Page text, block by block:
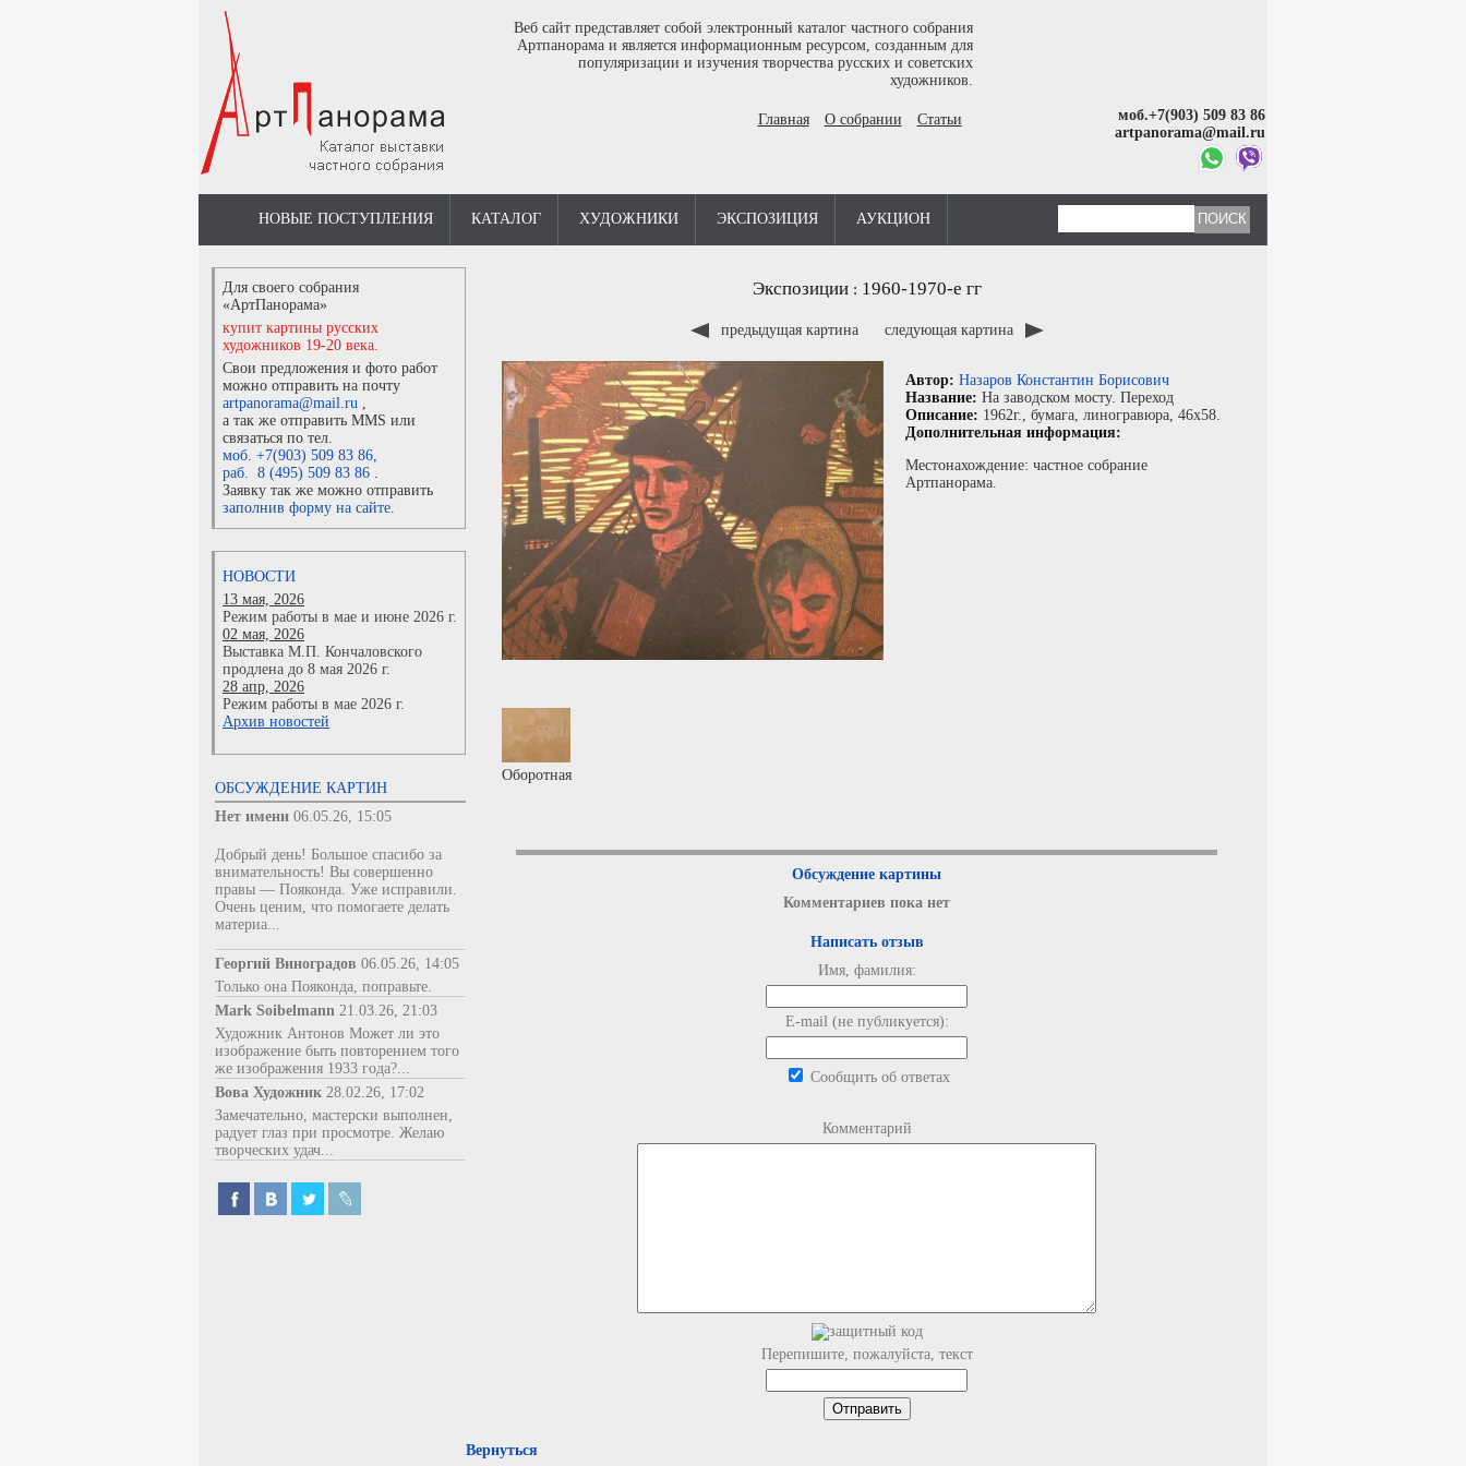
Веб сайт представляет собой электронный каталог частного собрания
Артпанорама и является информационным ресурсом, созданным для
популяризации и изучения творчества русских и советских
художников.
Главная О собрании Статьи
моб.+7(903) 509 83 86
artpanorama@mail.ru
НОВЫЕ ПОСТУПЛЕНИЯ КАТАЛОГ ХУДОЖНИКИ ЭКСПОЗИЦИЯ АУКЦИОН
Для своего собрания
«АртПанорама»
купит картины русских
художников 19-20 века.
Свои предложения и фото работ
можно отправить на почту
artpanorama@mail.ru ,
а так же отправить MMS или
связаться по тел.
моб. +7(903) 509 83 86,
раб. 8 (495) 509 83 86 .
Заявку так же можно отправить
заполнив форму на сайте.
НОВОСТИ
13 мая, 2026
Режим работы в мае и июне 2026 г.
02 мая, 2026
Выставка М.П. Кончаловского
продлена до 8 мая 2026 г.
28 апр, 2026
Режим работы в мае 2026 г.
Архив новостей
ОБСУЖДЕНИЕ КАРТИН
Нет имени 06.05.26, 15:05
Добрый день! Большое спасибо за
внимательность! Вы совершенно
правы — Пояконда. Уже исправили.
Очень ценим, что помогаете делать
материа...
Георгий Виноградов 06.05.26, 14:05
Только она Пояконда, поправьте.
Mark Soibelmann 21.03.26, 21:03
Художник Антонов Может ли это
изображение быть повторением того
же изображения 1933 года?...
Вова Художник 28.02.26, 17:02
Замечательно, мастерски выполнен,
радует глаз при просмотре. Желаю
творческих удач...
Экспозиции: 1960-1970-е гг
предыдущая картина следующая картина
Автор: Назаров Константин Борисович
Название: На заводском мосту. Переход
Описание: 1962г., бумага, линогравюра, 46x58.
Дополнительная информация:
Местонахождение: частное собрание
Артпанорама.
Оборотная
Обсуждение картины
Комментариев пока нет
Написать отзыв
Имя, фамилия:
E-mail (не публикуется):
Сообщить об ответах
Комментарий
Перепишите, пожалуйста, текст
Вернуться